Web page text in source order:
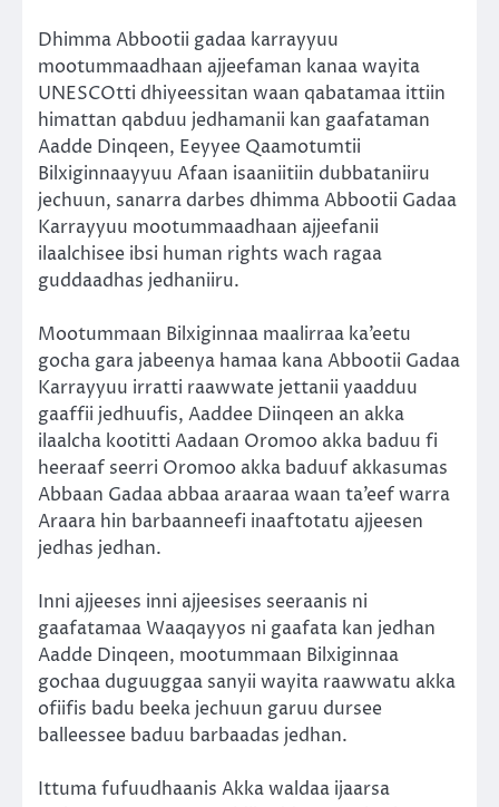
Dhimma Abbootii gadaa karrayyuu
mootummaadhaan ajjeefaman kanaa wayita
UNESCOtti dhiyeessitan waan qabatamaa ittiin
himattan qabduu jedhamanii kan gaafataman
Aadde Dinqeen, Eeyyee Qaamotumtii
Bilxiginnaayyuu Afaan isaaniitiin dubbataniiru
jechuun, sanarra darbes dhimma Abbootii Gadaa
Karrayyuu mootummaadhaan ajjeefanii
ilaalchisee ibsi human rights wach ragaa
guddaadhas jedhaniiru.
Mootummaan Bilxiginnaa maalirraa ka’eetu
gocha gara jabeenya hamaa kana Abbootii Gadaa
Karrayyuu irratti raawwate jettanii yaadduu
gaaffii jedhuufis, Aaddee Diinqeen an akka
ilaalcha kootitti Aadaan Oromoo akka baduu fi
heeraaf seerri Oromoo akka baduuf akkasumas
Abbaan Gadaa abbaa araaraa waan ta’eef warra
Araara hin barbaanneefi inaaftotatu ajjeesen
jedhas jedhan.
Inni ajjeeses inni ajjeesises seeraanis ni
gaafatamaa Waaqayyos ni gaafata kan jedhan
Aadde Dinqeen, mootummaan Bilxiginnaa
gochaa duguuggaa sanyii wayita raawwatu akka
ofiifis badu beeka jechuun garuu dursee
balleessee baduu barbaadas jedhan.
Ittuma fufuudhaanis Akka waldaa ijaarsa